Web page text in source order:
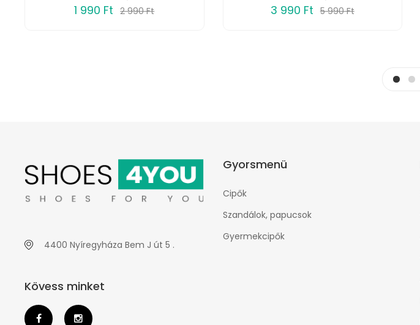
1 990 Ft 2 990 Ft 3 990 Ft 5 990 Ft
4400 Nyíregyháza Bem J út 5 .
Kövess minket
Gyorsmenü
Cipők
Szandálok, papucsok
Gyermekcipők